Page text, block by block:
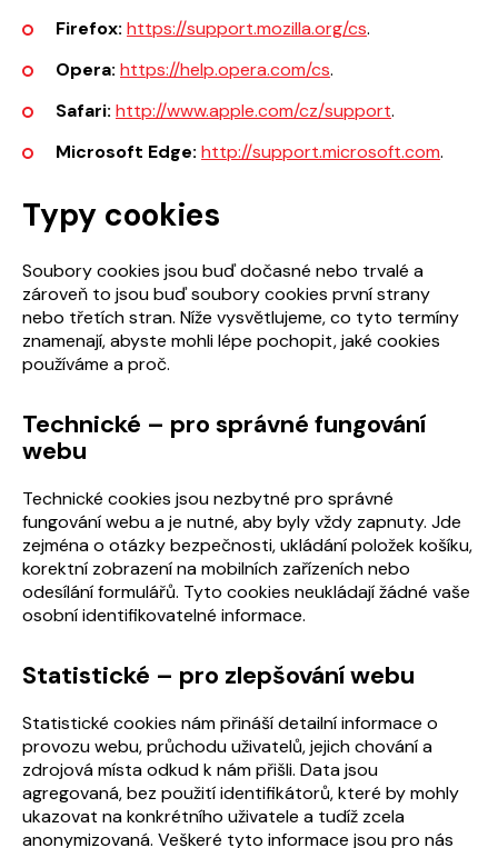
Firefox: https://support.mozilla.org/cs.
Opera: https://help.opera.com/cs.
Safari: http://www.apple.com/cz/support.
Microsoft Edge: http://support.microsoft.com.
Typy cookies
Soubory cookies jsou buď dočasné nebo trvalé a
zároveň to jsou buď soubory cookies první strany
nebo třetích stran. Níže vysvětlujeme, co tyto termíny
znamenají, abyste mohli lépe pochopit, jaké cookies
používáme a proč.
Technické – pro správné fungování
webu
Technické cookies jsou nezbytné pro správné
fungování webu a je nutné, aby byly vždy zapnuty. Jde
zejména o otázky bezpečnosti, ukládání položek košíku,
korektní zobrazení na mobilních zařízeních nebo
odesílání formulářů. Tyto cookies neukládají žádné vaše
osobní identifikovatelné informace.
Statistické – pro zlepšování webu
Statistické cookies nám přináší detailní informace o
provozu webu, průchodu uživatelů, jejich chování a
zdrojová místa odkud k nám přišli. Data jsou
agregovaná, bez použití identifikátorů, které by mohly
ukazovat na konkrétního uživatele a tudíž zcela
anonymizovaná. Veškeré tyto informace jsou pro nás